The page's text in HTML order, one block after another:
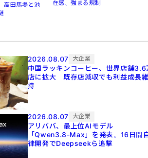
高田馬場と池
在感、強まる規制
2026.08.07 大企業
中国ラッキンコーヒー、世界店舗3.6
店に拡大 既存店減収でも利益成長
持
2026.08.07 大企業
アリババ、最上位AIモデル
「Qwen3.8-Max」を発表。16日間
律開発でDeepseekら追撃